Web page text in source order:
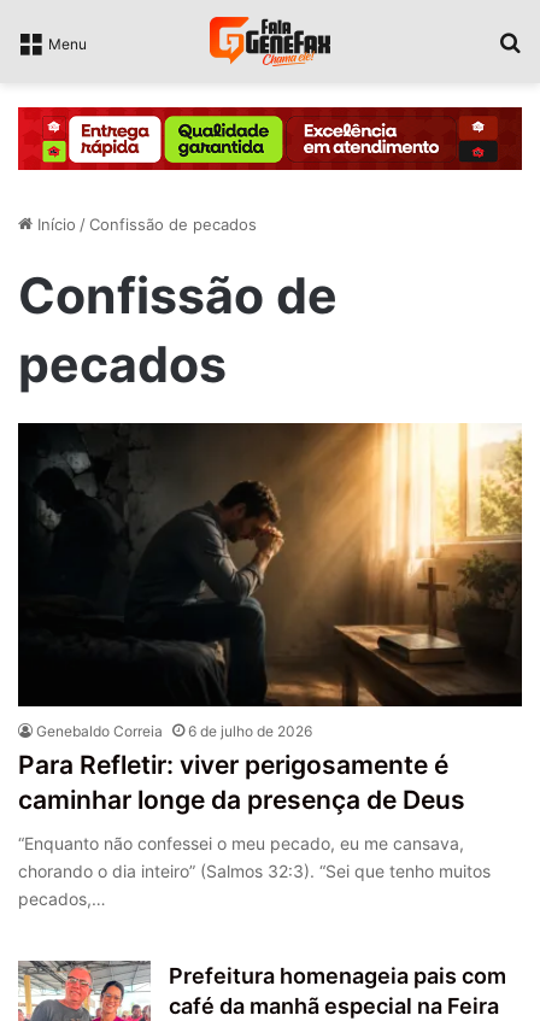
Menu
Início /Confissão de pecados
Confissão de
pecados
Genebaldo Correia 6 de julho de 2026
Para Refletir: viver perigosamente é
caminhar longe da presença de Deus
“Enquanto não confessei o meu pecado, eu me cansava,
chorando o dia inteiro” (Salmos 32:3). “Sei que tenho muitos
pecados,…
Prefeitura homenageia pais com
café da manhã especial na Feira